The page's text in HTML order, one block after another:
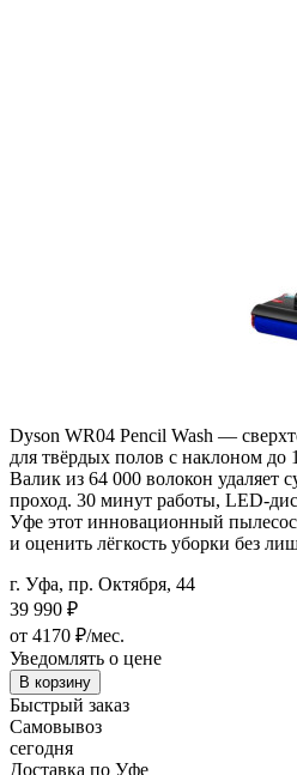
Dyson WR04 Pencil Wash —
для твёрдых полов с наклоном до
Валик из 64 000 волокон удаляет
проход. 30 минут работы, LED-
Уфе этот инновационный
и оценить лёгкость уборки без
г. Уфа, пр. Октября, 44
39 990 ₽
от 4170 ₽/мес.
Уведомлять о цене
В корзину
Быстрый заказ
Самовывоз
сегодня
Доставка по Уфе